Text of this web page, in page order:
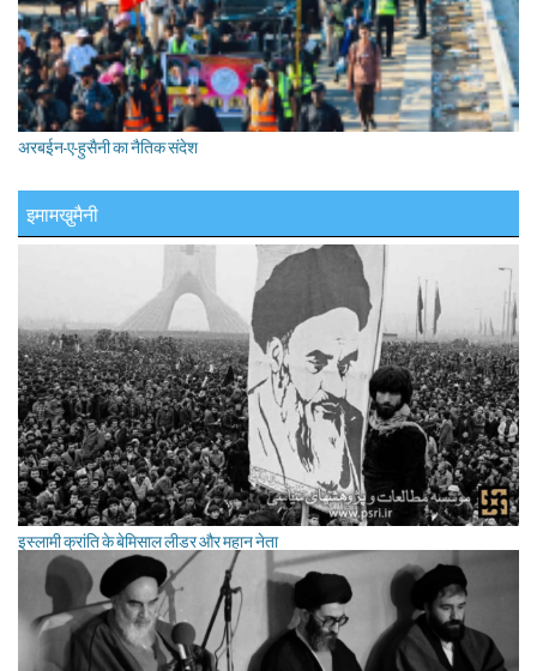
अरबईन-ए-हुसैनी का नैतिक संदेश
इमामखु़मैनी
इस्लामी क्रांति के बेमिसाल लीडर और महान नेता